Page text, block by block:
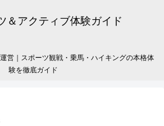
＆アクティブ体験ガイド
営｜スポーツ観戦・乗馬・ハイキングの本格体
験を徹底ガイド